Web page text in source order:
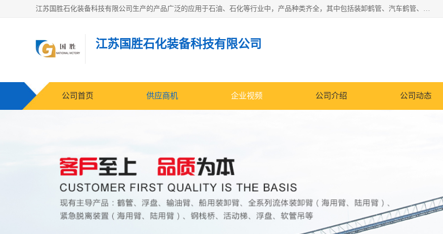
江苏国胜石化装备科技有限公司生产的产品广泛的应用于石油、石化等行业中，产品种类齐全，其中包括装卸鹤管、汽车鹤管、火车鹤管、装车鹤管、卸车鹤管、上装鹤管、下装鹤管、lng鹤管、发油鹤管、液氨鹤管、液化气鹤管等，我们生产的产品质量上乘，价格实惠，服务好，买鹤管就到国胜石化装备！
江苏国胜石化装备科技有限公司
公司首页 供应商机 企业视频 公司介绍 公司动态